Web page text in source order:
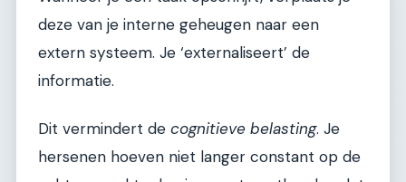
deze van je interne geheugen naar een
extern systeem. Je ‘externaliseert’ de
informatie.
Dit vermindert de cognitieve belasting. Je
hersenen hoeven niet langer constant op de